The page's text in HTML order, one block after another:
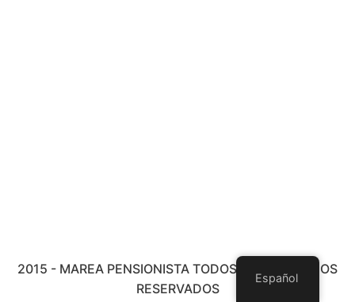
2015 - MAREA PENSIONISTA TODOS LOS DERECHOS
RESERVADOS
Español